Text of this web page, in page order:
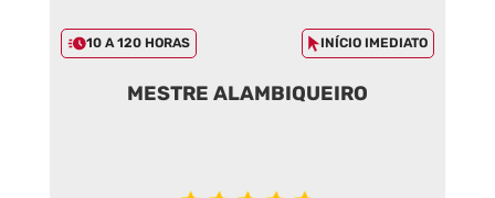
10 A 120 HORAS INÍCIO IMEDIATO
MESTRE ALAMBIQUEIRO